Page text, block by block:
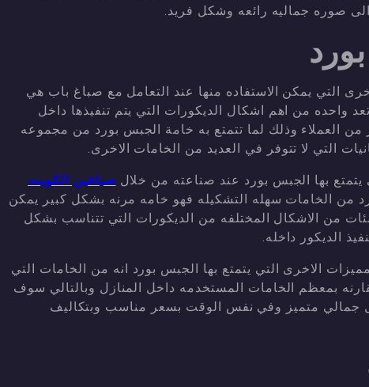
صوره جماليه رائعه وشكل فريد.
التي يمكن الاستفاده منها عند التعامل مع صباغ باب هي
واحده من اهم اشكال الديكورات التي يتم تنفيذها داخل
من العملاء وذلك لما تتمتع به خامة الجبس بورد من مجموعه
التي لا تتوفر في العديد من الخامات الاخرى.
بها الجبس بورد عند صناعته من خلال صباغين الكويت
من الخامات سهله التشكيله فهو خامه مرنه بشكل كبير يمكن
من الاشكال المختلفه من الديكورات التي تتناسب بشكل
الديكور داخله.
الاخرى التي يتمتع بها الجبس بورد انه من الخامات التي
بمعظم الخامات المستخدمه داخل المنازل وبالتالي سوف
متميز وفي نفس الوقت بسعر مناسب وبتكاليف